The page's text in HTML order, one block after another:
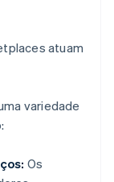
atuam
variedade
Os